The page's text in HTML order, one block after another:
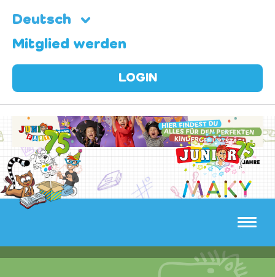
Deutsch
Mitglied werden
LOGIN